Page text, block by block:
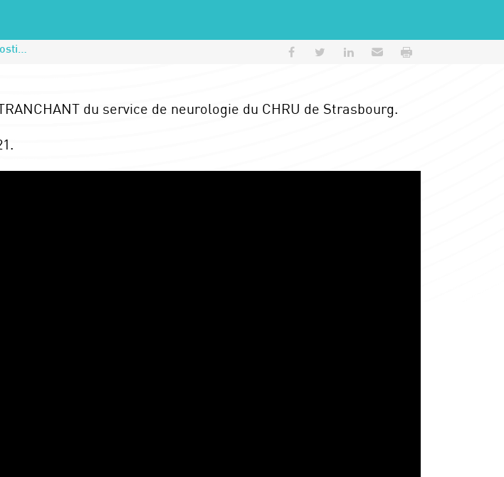
Validation de l’algorithme RADIAL pour le diagnostic des ataxies cérébelleuses récessives avec le Pr Christine TRANCHANT Partager sur Facebook
Partager sur Twitter
Partager sur LinkedIn
Envoyer par e-mail
du service de neurologie du CHRU de Strasbourg.